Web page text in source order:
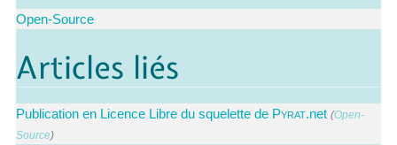
Open-Source
Articles liés
Publication en Licence Libre du squelette de Pyrat.net (Open-
Source)